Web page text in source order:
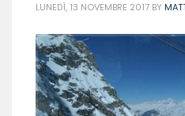
LUNEDÌ, 13 NOVEMBRE 2017 BY